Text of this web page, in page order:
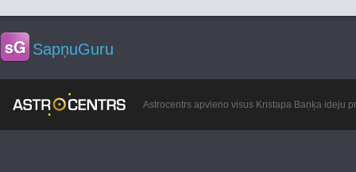
SapņuGuru
Astrocentrs apvieno visus Kristapa Baņķa ideju